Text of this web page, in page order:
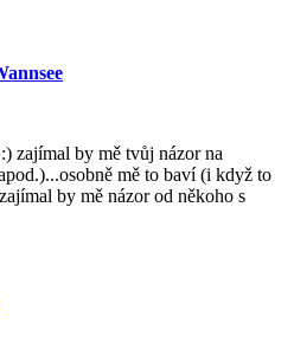
zajímal by mě tvůj názor na
mě to baví (i když to
by mě názor od někoho s